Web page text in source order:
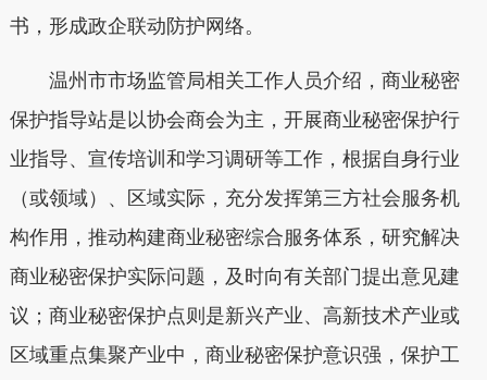
书，形成政企联动防护网络。
温州市市场监管局相关工作人员介绍，商业秘密
保护指导站是以协会商会为主，开展商业秘密保护行
业指导、宣传培训和学习调研等工作，根据自身行业
（或领域）、区域实际，充分发挥第三方社会服务机
构作用，推动构建商业秘密综合服务体系，研究解决
商业秘密保护实际问题，及时向有关部门提出意见建
议；商业秘密保护点则是新兴产业、高新技术产业或
区域重点集聚产业中，商业秘密保护意识强，保护工